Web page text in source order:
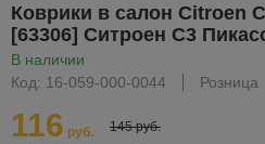
Коврики в салон Citroen
[63306] Ситроен С3
В наличии
Код: 16-059-000-0044
Розница
116 руб. 145 руб.